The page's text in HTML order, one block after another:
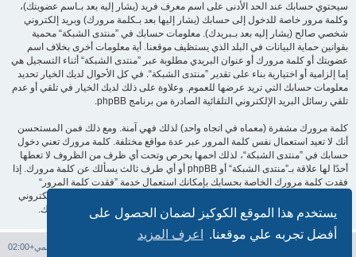
يستخدم هذا الموقع الكوكيز لضمان الحصول على
أفضل تجربه علي موقعنا.
اعرف المزيد
سيحتوي حسابك عند الحد الأدنى على اسم معرف فريد (يشار إليه بعد بـاسم عضويتك)،
وكلمة مرور خاصة للدخول إلى حسابك (يشار إليها بعد بـكلمة مرورك) وبريد إلكتروني
شخصي صالح (يشار إليه بعد بـبريدك). معلومات حسابك في ”منتدى الشبكة“ محمية
بقوانين حماية البيانات في البلد الذي يستظيف موقعنا. أية معلومات أخرى بخلاف اسم
عضويتك أو كلمة مرورك أو عنوان البريدي مطلوبة عبر ”منتدى الشبكة“ أثناء التسجيل هي
إما إلزامية أو اختيارية بناء على تقدير ”منتدى الشبكة“. في كل الأحوال لديك الخيار تحديد
معلومات حسابك التي تريد عرضها للعموم. وعلاوة على ذلك لديك الخيار في تلقي أو عدم
تلقي رسائل البريد الإلكتروني التلقائية الصادرة من برنامج phpBB.
كلمة مرورك مشفرة (معماه في اتجاه واحد) لذلك فهي آمنة. ومع ذلك فمن المستحسن
أنك لا تعيد استعمال نفس كلمة المرور عبر عدة مواقع مختلفة. كلمة مرورك تعني دخول
حسابك في ”منتدى الشبكة“، لذلك احمها بحرص وتحت أي ظرف من الظروف لا تعطها
أحدًا لها علاقة بـ”منتدى الشبكة“ أو phpBB أو أي طرف ثالث يسألك عن كلمة مرورك. إذا
فقدت كلمة مرورك الخاصة بحسابك بإمكانك استعمال خدمة ”فقدت كلمة المرور“
المقدمة من برنامج phpBB. هذه العملية ستسألك عن اسم عضويتك وبريدك الإلكتروني
وبعد ذلك برنامج phpBB سينشئ لك كلمة مرور جديدة لكي تدخل بها إلى حسابك.
التوقيت العالمي+02:00